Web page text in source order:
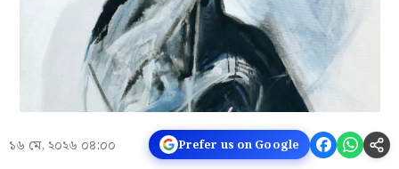
১৬ মে, ২০২৬ ০৪:০০ Prefer us on Google